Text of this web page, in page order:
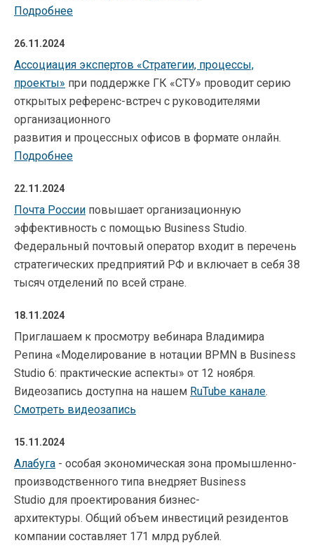
Подробнее
26.11.2024
Ассоциация экспертов «Стратегии, процессы,
проекты» при поддержке ГК «СТУ» проводит серию
открытых референс-встреч с руководителями
организационного
развития и процессных офисов в формате онлайн.
Подробнее
22.11.2024
Почта России повышает организационную
эффективность с помощью Business Studio.
Федеральный почтовый оператор входит в перечень
стратегических предприятий РФ и включает в себя 38
тысяч отделений по всей стране.
18.11.2024
Приглашаем к просмотру вебинара Владимира
Репина «Моделирование в нотации BPMN в Business
Studio 6: практические аспекты» от 12 ноября.
Видеозапись доступна на нашем RuTube канале.
Смотреть видеозапись
15.11.2024
Алабуга - особая экономическая зона промышленно-
производственного типа внедряет Business
Studio для проектирования бизнес-
архитектуры. Общий объем инвестиций резидентов
компании составляет 171 млрд рублей.